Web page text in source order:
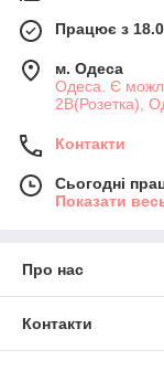
Працює з
м. Одеса
Одеса. Є
2В(Розетка),
Контакти
Сьогодні
Показати
Про нас
Контакти